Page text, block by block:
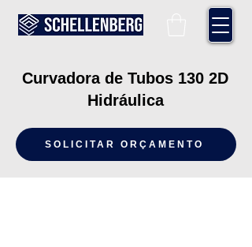
Curvadora de Tubos 130 2D
Hidráulica
SOLICITAR ORÇAMENTO